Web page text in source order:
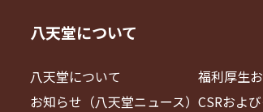
八天堂について
八天堂について
お知らせ（八天堂ニュース）
福利厚生
CSRおよ